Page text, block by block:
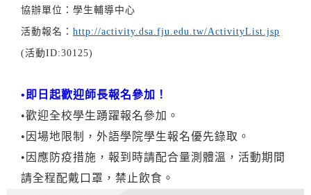
協辦單位：學生輔導中心
活動報名： http://activity.dsa.fju.edu.tw/ActivityList.jsp
(活動ID:30125)
•即日起歡迎師長報名參加！
•歡迎全校學生踴躍報名參加。
•因場地限制，外語學院學生報名優先錄取。
•因應防疫措施，報到時請配合量測體溫，活動期間
請全程配戴口罩，禁止飲食。